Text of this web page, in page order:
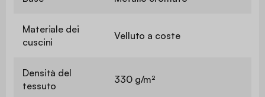
Materiale dei
cuscini
Velluto a coste
Densità del
tessuto
330 g/m²